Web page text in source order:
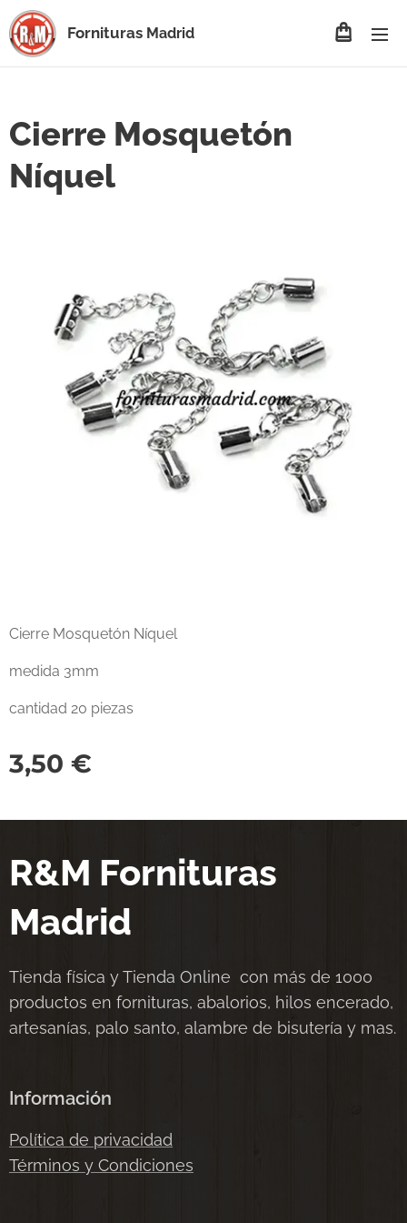
Fornituras Madrid
Cierre Mosquetón
Níquel
Cierre Mosquetón Níquel
medida 3mm
cantidad 20 piezas
3,50 €
R&M Fornituras
Madrid
Tienda física y Tienda Online con más de 1000
productos en fornituras, abalorios, hilos encerado,
artesanías, palo santo, alambre de bisutería y mas.
Información
Política de privacidad
Términos y Condiciones